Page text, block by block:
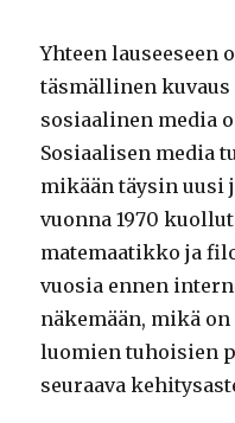
Yhteen lauseeseen
täsmällinen
sosiaalinen media
Sosiaalisen media
mikään täysin uusi
vuonna 1970
matemaatikko ja
vuosia ennen
näkemään, mikä
luomien tuhoisien
seuraava